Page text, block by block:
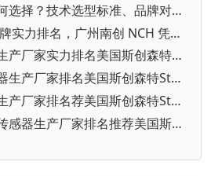
▪ 称重传感器厂家如何选择？技术选型标准、品牌对标、行业趋势与国产替代深度解析—NCH广州南创选型全指南
▪ 2026工业传感器品牌实力排名，广州南创 NCH 凭硬核实力对标进口，性价比碾压一线品牌
▪ 进口六维力传感器生产厂家实力排名美国斯创森特Strainsert
▪ 进口六维力矩传感器生产厂家排名美国斯创森特Strainsert高端传感器新选择
▪ 进口多维力传感器生产厂家排名荐美国斯创森特Strainsert航天航空级品质
▪ 进口磁致伸缩位移传感器生产厂家排名推荐美国斯创森特Strainsert进口位移传感器首选